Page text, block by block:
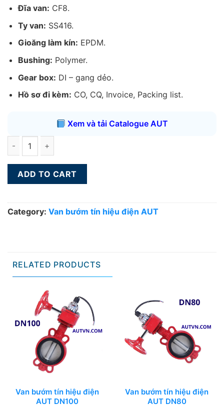
Đĩa van: CF8.
Ty van: SS416.
Gioăng làm kín: EPDM.
Bushing: Polymer.
Gear box: DI – gang dẻo.
Hồ sơ đi kèm: CO, CQ, Invoice, Packing list.
Xem và tải Catalogue AUT
ADD TO CART
Category: Van bướm tín hiệu điện AUT
RELATED PRODUCTS
Van bướm tín hiệu điện
AUT DN100
Van bướm tín hiệu điện
AUT DN80